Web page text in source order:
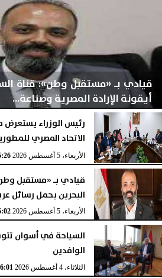
قيادي بـ «مستقبل وطن»: قناة
أيقونة الإرادة المصرية وصناعة...
اليوم الخميس، 6 أغسطس 2026 02:03 مـ
رئيس الوزراء يستعرض
الاتحاد المصري
الأربعاء، 5 أغسطس 2026
قيادي بـ «مستقبل
البحرين يحمل رسائل
الأربعاء، 5 أغسطس 2026
السياحة في أسوان
الوافدين
الثلاثاء، 4 أغسطس 2026 06:01